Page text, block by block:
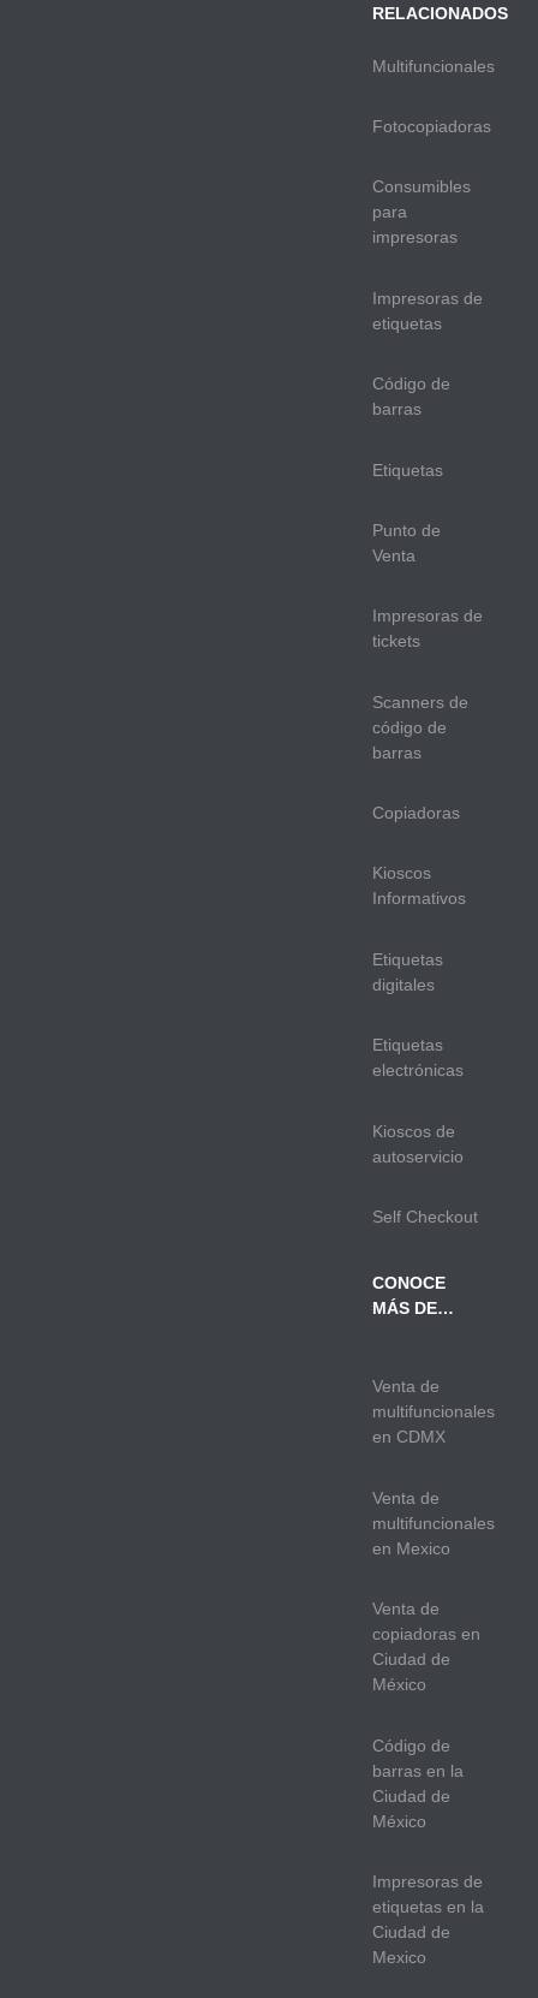
RELACIONADOS
Multifuncionales
Fotocopiadoras
Consumibles
para
impresoras
Impresoras de
etiquetas
Código de
barras
Etiquetas
Punto de
Venta
Impresoras de
tickets
Scanners de
código de
barras
Copiadoras
Kioscos
Informativos
Etiquetas
digitales
Etiquetas
electrónicas
Kioscos de
autoservicio
Self Checkout
CONOCE
MÁS DE…
Venta de
multifuncionales
en CDMX
Venta de
multifuncionales
en Mexico
Venta de
copiadoras en
Ciudad de
México
Código de
barras en la
Ciudad de
México
Impresoras de
etiquetas en la
Ciudad de
Mexico